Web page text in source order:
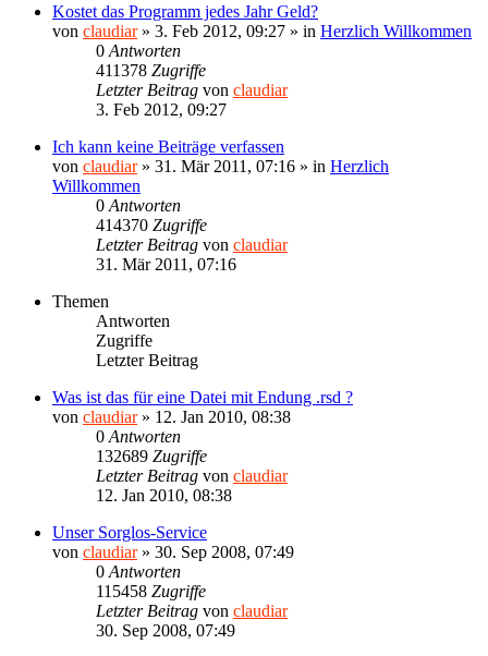
Kostet das Programm jedes Jahr Geld?
von claudiar» 3. Feb 2012, 09:27 » in Herzlich Willkommen
0 Antworten
411378 Zugriffe
Letzter Beitrag von claudiar
3. Feb 2012, 09:27
Ich kann keine Beiträge verfassen
von claudiar» 31. Mär 2011, 07:16 » in Herzlich
Willkommen
0 Antworten
414370 Zugriffe
Letzter Beitrag von claudiar
31. Mär 2011, 07:16
Themen
Antworten
Zugriffe
Letzter Beitrag
Was ist das für eine Datei mit Endung .rsd ?
von claudiar» 12. Jan 2010, 08:38
0 Antworten
132689 Zugriffe
Letzter Beitrag von claudiar
12. Jan 2010, 08:38
Unser Sorglos-Service
von claudiar» 30. Sep 2008, 07:49
0 Antworten
115458 Zugriffe
Letzter Beitrag von claudiar
30. Sep 2008, 07:49